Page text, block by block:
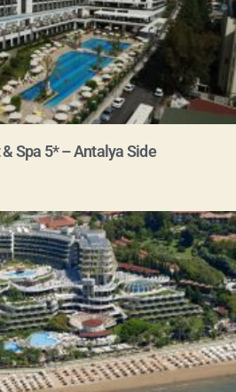
Spa 5* – Antalya Side